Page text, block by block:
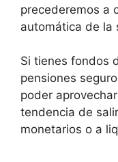
precederemos a
automática de la
Si tienes fondos
pensiones
poder
tendencia de
monetarios o a